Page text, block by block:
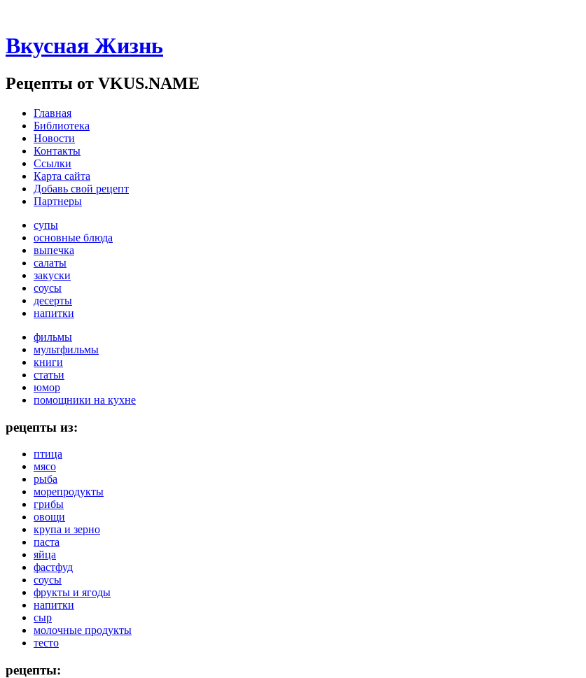
Вкусная Жизнь
Рецепты от VKUS.NAME
Главная
Библиотека
Новости
Контакты
Ссылки
Карта сайта
Добавь свой рецепт
Партнеры
супы
основные блюда
выпечка
салаты
закуски
соусы
десерты
напитки
фильмы
мультфильмы
книги
статьи
юмор
помощники на кухне
рецепты из:
птица
мясо
рыба
морепродукты
грибы
овощи
крупа и зерно
паста
яйца
фастфуд
соусы
фрукты и ягоды
напитки
сыр
молочные продукты
тесто
рецепты: